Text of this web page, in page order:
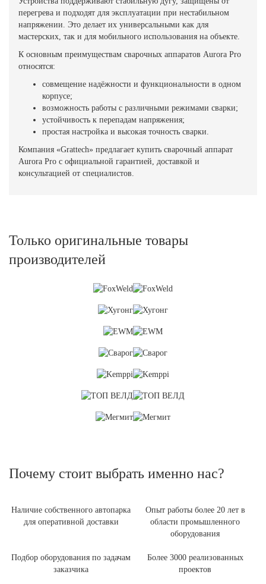
перегрева и подходят для эксплуатации при нестабильном
напряжении. Это делает их универсальными как для
мастерских, так и для мобильного использования на объекте.
К основным преимуществам сварочных аппаратов Aurora Pro
относятся:
совмещение надёжности и функциональности в одном
корпусе;
возможность работы с различными режимами сварки;
устойчивость к перепадам напряжения;
простая настройка и высокая точность сварки.
Компания «Grattech» предлагает купить сварочный аппарат
Aurora Pro с официальной гарантией, доставкой и
консультацией от специалистов.
Только оригинальные товары
производителей
Почему стоит выбрать именно нас?
Наличие собственного автопарка
для оперативной доставки
Опыт работы более 20 лет в
области промышленного
оборудования
Подбор оборудования по задачам
заказчика
Более 3000 реализованных
проектов